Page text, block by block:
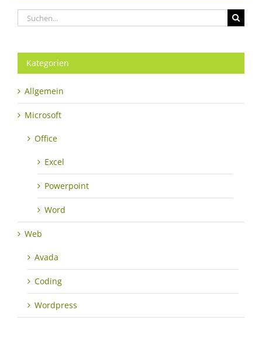
Suche
nach:
Kategorien
Allgemein
Microsoft
Office
Excel
Powerpoint
Word
Web
Avada
Coding
Wordpress